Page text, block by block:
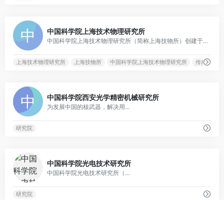
中国科学院上海技术物理研究所
中国科学院上海技术物理研究所（简称上海技物所）创建于1958年10月，是集基础研究、工程技术研发和高新技术产业化为一体的综合型研究机构。上海技物所以红外物理与光电技术研究为定位，以红外光电新材料、新器件、新方法等作为主要研究方向，重点发展先进的航空航天有效载荷、红外凝视成像及信号处理、红外焦平面及遥感信息处理等技术。
上海技术物理研究所 上海技物所 中国科学院上海技术物理研究所 传感技术
中国科学院西安光学精密机械研究所
为发展中国的核武器，解决用...
研究院
中国科学院光电技术研究所
中国科学院光电技术研究所（...
研究院